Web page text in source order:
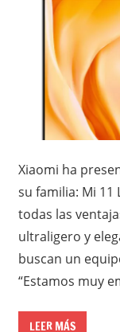
Xiaomi ha
su familia: Mi 11
todas las
ultraligero y
buscan un
“Estamos muy
LEER MÁS